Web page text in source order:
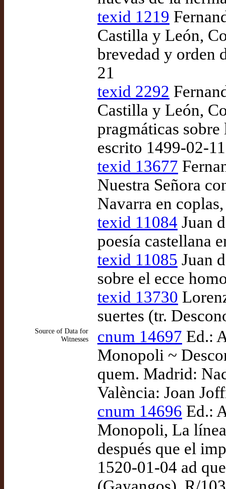
texid 1219
Castilla y León,
brevedad y orden
21
texid 2292
Castilla y León,
pragmáticas
escrito 1499-02-11
texid 13677
Nuestra Señora
Navarra en
texid 11084 Juan
poesía castellana
texid 11085 Juan
sobre el ecce
texid 13730
suertes (tr.
Source of Data for
Witnesses
cnum 14697 Ed.:
Monopoli ~
quem. Madrid:
València: Joan
cnum 14696 Ed.:
Monopoli, La
después que el
1520-01-04 ad